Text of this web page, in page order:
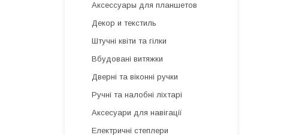
Аксессуары для планшетов
Декор и текстиль
Штучні квіти та гілки
Вбудовані витяжки
Дверні та віконні ручки
Ручні та налобні ліхтарі
Аксесуари для навігації
Електричні степлери